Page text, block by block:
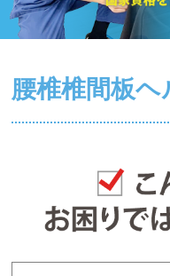
腰椎椎間板ヘ